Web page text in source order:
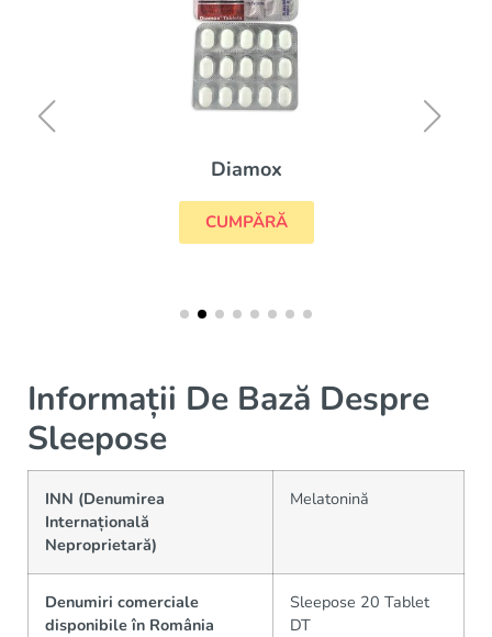
Diamox
CUMPĂRĂ
Informații De Bază Despre
Sleepose
INN (Denumirea
Internațională
Neproprietară)
Melatonină
Denumiri comerciale
disponibile în România
Sleepose 20 Tablet
DT